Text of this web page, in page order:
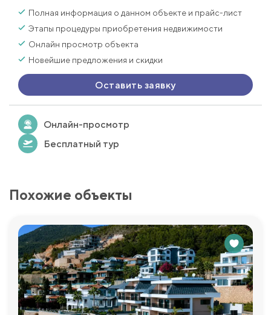
Полная информация о данном объекте и прайс-лист
Этапы процедуры приобретения недвижимости
Онлайн просмотр объекта
Новейшие предложения и скидки
Оставить заявку
Онлайн-просмотр
Бесплатный тур
Похожие объекты